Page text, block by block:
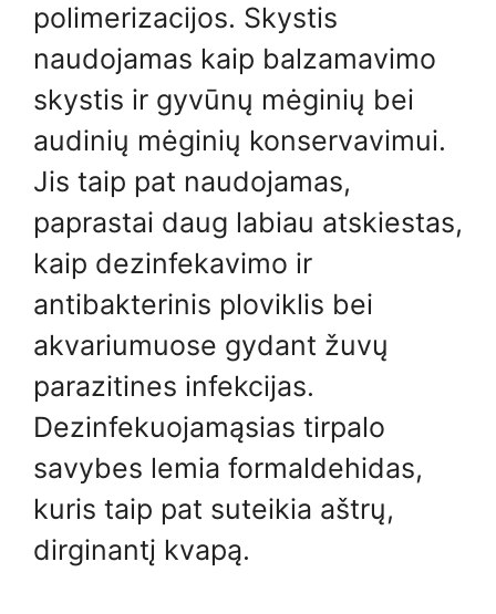
polimerizacijos. Skystis
naudojamas kaip balzamavimo
skystis ir gyvūnų mėginių bei
audinių mėginių konservavimui.
Jis taip pat naudojamas,
paprastai daug labiau atskiestas,
kaip dezinfekavimo ir
antibakterinis ploviklis bei
akvariumuose gydant žuvų
parazitines infekcijas.
Dezinfekuojamąsias tirpalo
savybes lemia formaldehidas,
kuris taip pat suteikia aštrų,
dirginantį kvapą.